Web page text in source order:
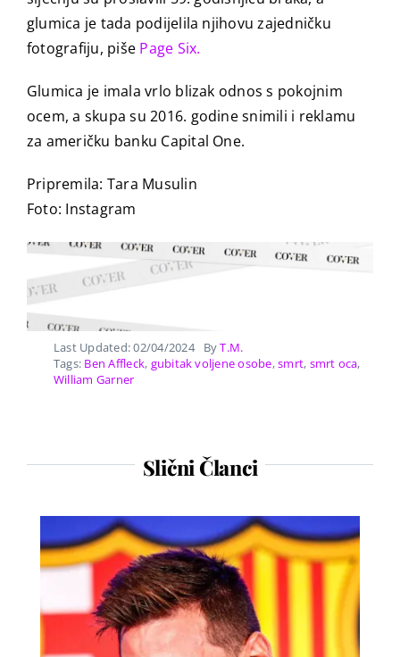
glumica je tada podijelila njihovu zajedničku
fotografiju, piše Page Six.
Glumica je imala vrlo blizak odnos s pokojnim
ocem, a skupa su 2016. godine snimili i reklamu
za američku banku Capital One.
Pripremila: Tara Musulin
Foto: Instagram
Last Updated: 02/04/2024 ByT.M.
Tags: Ben Affleck, gubitak voljene osobe,smrt, smrt oca,
William Garner
Slični Članci